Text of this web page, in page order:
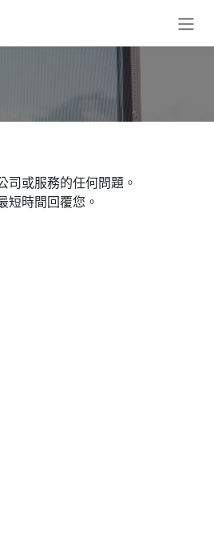
司或服務的任何問題。
短時間回覆您。